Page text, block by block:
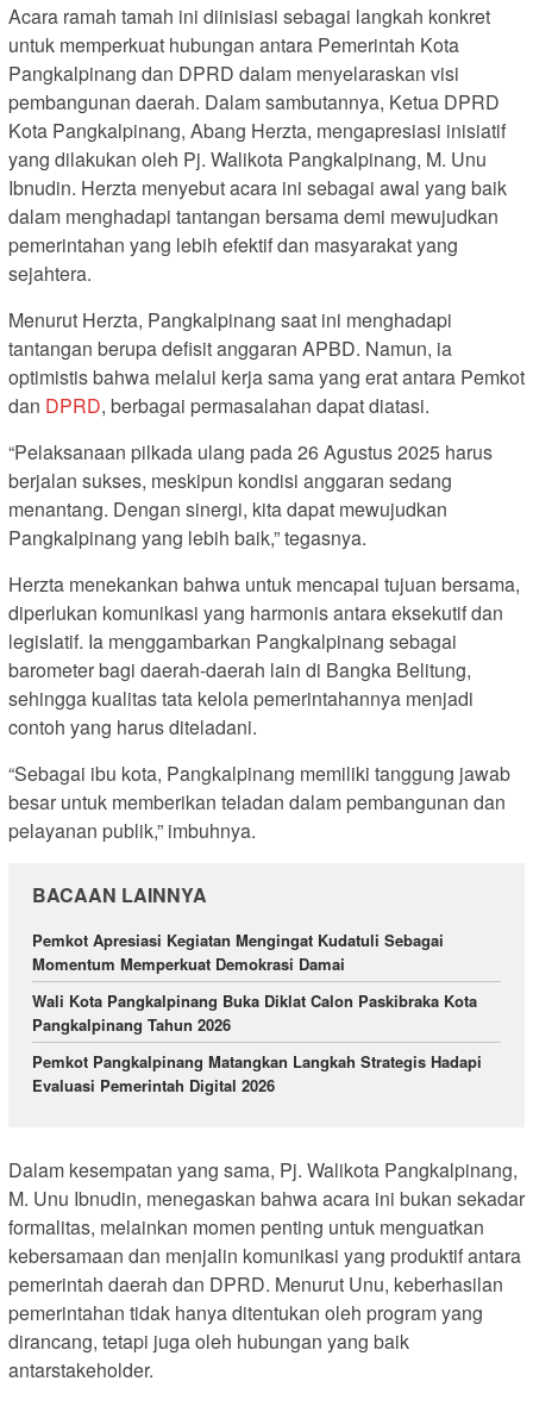
Acara ramah tamah ini diinisiasi sebagai langkah konkret
untuk memperkuat hubungan antara Pemerintah Kota
Pangkalpinang dan DPRD dalam menyelaraskan visi
pembangunan daerah. Dalam sambutannya, Ketua DPRD
Kota Pangkalpinang, Abang Herzta, mengapresiasi inisiatif
yang dilakukan oleh Pj. Walikota Pangkalpinang, M. Unu
Ibnudin. Herzta menyebut acara ini sebagai awal yang baik
dalam menghadapi tantangan bersama demi mewujudkan
pemerintahan yang lebih efektif dan masyarakat yang
sejahtera.
Menurut Herzta, Pangkalpinang saat ini menghadapi
tantangan berupa defisit anggaran APBD. Namun, ia
optimistis bahwa melalui kerja sama yang erat antara Pemkot
dan DPRD, berbagai permasalahan dapat diatasi.
“Pelaksanaan pilkada ulang pada 26 Agustus 2025 harus
berjalan sukses, meskipun kondisi anggaran sedang
menantang. Dengan sinergi, kita dapat mewujudkan
Pangkalpinang yang lebih baik,” tegasnya.
Herzta menekankan bahwa untuk mencapai tujuan bersama,
diperlukan komunikasi yang harmonis antara eksekutif dan
legislatif. Ia menggambarkan Pangkalpinang sebagai
barometer bagi daerah-daerah lain di Bangka Belitung,
sehingga kualitas tata kelola pemerintahannya menjadi
contoh yang harus diteladani.
“Sebagai ibu kota, Pangkalpinang memiliki tanggung jawab
besar untuk memberikan teladan dalam pembangunan dan
pelayanan publik,” imbuhnya.
BACAAN LAINNYA
Pemkot Apresiasi Kegiatan Mengingat Kudatuli Sebagai
Momentum Memperkuat Demokrasi Damai
Wali Kota Pangkalpinang Buka Diklat Calon Paskibraka Kota
Pangkalpinang Tahun 2026
Pemkot Pangkalpinang Matangkan Langkah Strategis Hadapi
Evaluasi Pemerintah Digital 2026
Dalam kesempatan yang sama, Pj. Walikota Pangkalpinang,
M. Unu Ibnudin, menegaskan bahwa acara ini bukan sekadar
formalitas, melainkan momen penting untuk menguatkan
kebersamaan dan menjalin komunikasi yang produktif antara
pemerintah daerah dan DPRD. Menurut Unu, keberhasilan
pemerintahan tidak hanya ditentukan oleh program yang
dirancang, tetapi juga oleh hubungan yang baik
antarstakeholder.